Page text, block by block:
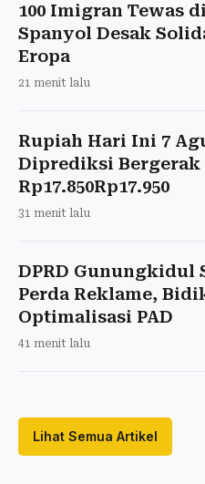
100 Imigran Tewas
Spanyol Desak
Eropa
21 menit lalu
Rupiah Hari Ini 7
Diprediksi Bergerak
Rp17.850Rp17.950
31 menit lalu
DPRD Gunungkidul
Perda Reklame,
Optimalisasi PAD
41 menit lalu
Lihat Semua Artikel